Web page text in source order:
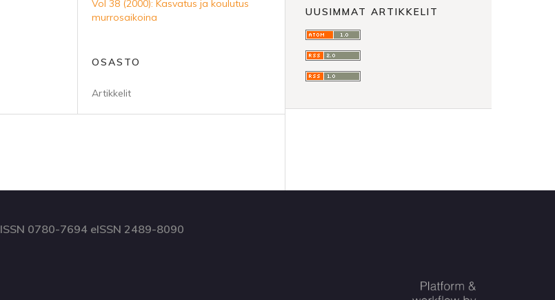
Vol 38 (2000): Kasvatus ja koulutus
murrosaikoina
OSASTO
Artikkelit
UUSIMMAT ARTIKKELIT
ISSN 0780-7694 eISSN 2489-8090